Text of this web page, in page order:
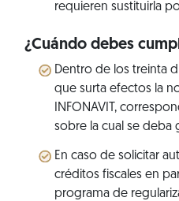
requieren sustituirla
¿Cuándo debes
Dentro de los treinta
que surta efectos la
INFONAVIT,
sobre la cual se deba
En caso de solicitar
créditos fiscales en
programa de